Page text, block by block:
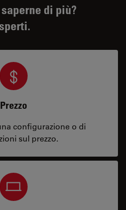
di più?
Prezzo
configurazione o di
sul prezzo.